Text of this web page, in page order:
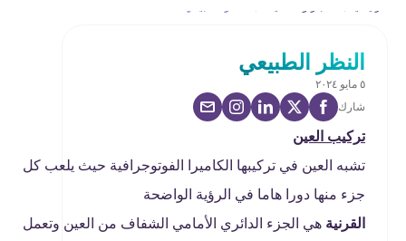
النظر الطبيعي
٥ مايو ٢٠٢٤
شارك
تركيب العين
تشبه العين في تركيبها الكاميرا الفوتوجرافية حيث يلعب كل
جزء منها دورا هاما في الرؤية الواضحة
القرنية هي الجزء الدائري الأمامي الشفاف من العين وتعمل